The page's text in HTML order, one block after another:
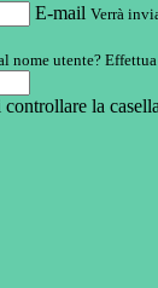
E-mail Verrà
nome utente?
la